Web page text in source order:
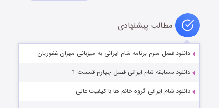
مطالب پیشنهادی
دانلود فصل سوم برنامه شام ایرانی به میزبانی مهران غفوریان
دانلود مسابقه شام ایرانی فصل چهارم قسمت 1
دانلود شام ایرانی گروه خانم ها با کیفیت عالی